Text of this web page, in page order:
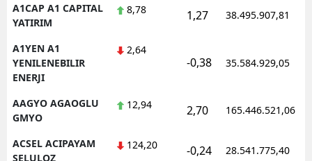
Diyarbakır
Elazığ
Eskişehir
A1CAP A1 CAPITAL
YATIRIM
8,78 1,27 38.495.907,81
A1YEN A1
YENILENEBILIR
ENERJI
2,64
-0,38 35.584.929,05
AAGYO AGAOGLU
GMYO
12,94 2,70 165.446.521,06
ACSEL ACIPAYAM
SELULOZ
124,20 -0,24 28.541.775,40